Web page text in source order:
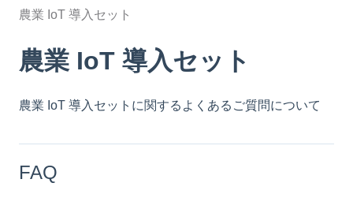
農業 IoT 導入セット
農業 IoT 導入セット
農業 IoT 導入セットに関するよくあるご質問について
FAQ